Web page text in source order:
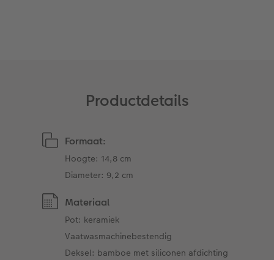
Uitleg over fotoformaten
Productdetails
Formaat:
Hoogte: 14,8 cm
Diameter: 9,2 cm
Materiaal
Pot: keramiek
Vaatwasmachinebestendig
Deksel: bamboe met siliconen afdichting